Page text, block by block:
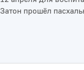
Затон прошёл